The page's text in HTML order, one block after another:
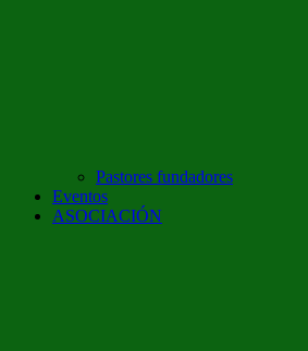
Pastores fundadores
Eventos
ASOCIACIÓN